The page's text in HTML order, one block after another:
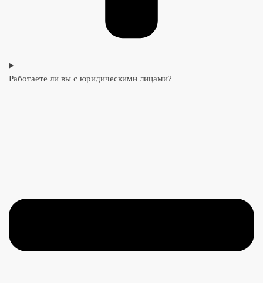
Работаете ли вы с юридическими лицами?